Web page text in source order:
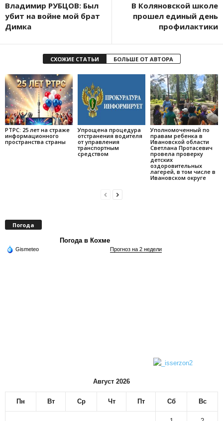
Владимир РУБЦОВ: Был
убит на войне мой брат
Димка
В Коляновской школе
прошел единый день
профилактики
СХОЖИЕ СТАТЬИ БОЛЬШЕ ОТ АВТОРА
РТРС: 25 лет на страже
информационного
пространства страны
Упрощена процедура
отстранения водителя
от управления
транспортным
средством
Уполномоченный по
правам ребенка в
Ивановской области
Светлана Протасевич
провела проверку
детских
оздоровительных
лагерей, в том числе в
Ивановском округе
Погода
Погода в Кохме
Gismeteo Прогноз на 2 недели
Август 2026
Пн Вт Ср Чт Пт Сб Вс